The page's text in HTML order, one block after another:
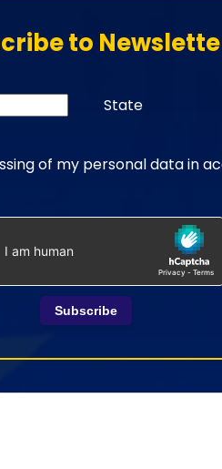
to
State
of my personal data in
Subscribe